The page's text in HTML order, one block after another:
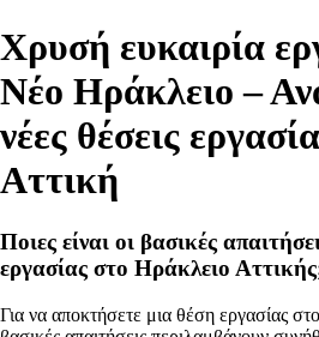
Χρυσή ευκαιρία
Νέο Ηράκλειο –
νέες θέσεις
Αττική
Ποιες είναι οι βασικές
εργασίας στο Ηράκλειο
Για να αποκτήσετε μια θέση εργασίας